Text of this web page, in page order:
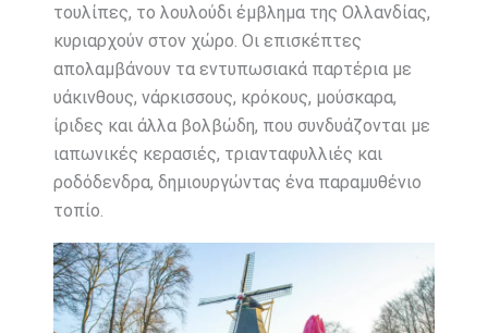
τουλίπες, το λουλούδι έμβλημα της Ολλανδίας,
κυριαρχούν στον χώρο. Οι επισκέπτες
απολαμβάνουν τα εντυπωσιακά παρτέρια με
υάκινθους, νάρκισσους, κρόκους, μούσκαρα,
ίριδες και άλλα βολβώδη, που συνδυάζονται με
ιαπωνικές κερασιές, τριανταφυλλιές και
ροδόδενδρα, δημιουργώντας ένα παραμυθένιο
τοπίο.